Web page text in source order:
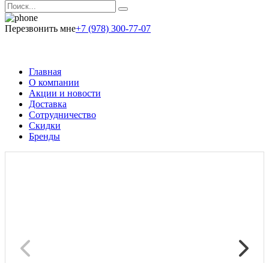
Перезвонить мне+7 (978) 300-77-07
Главная
О компании
Акции и новости
Доставка
Сотрудничество
Скидки
Бренды